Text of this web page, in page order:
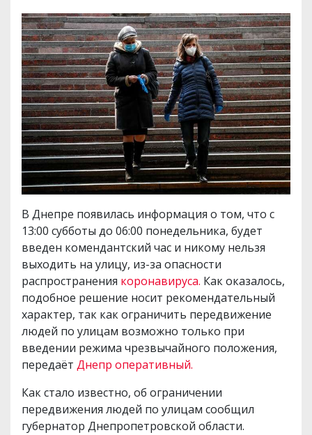
В Днепре появилась информация о том, что с
13:00 субботы до 06:00 понедельника, будет
введен комендантский час и никому нельзя
выходить на улицу, из-за опасности
распространения коронавируса. Как оказалось,
подобное решение носит рекомендательный
характер, так как ограничить передвижение
людей по улицам возможно только при
введении режима чрезвычайного положения,
передаёт Днепр оперативный.
Как стало известно, об ограничении
передвижения людей по улицам сообщил
губернатор Днепропетровской области.